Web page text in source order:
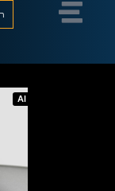
AI